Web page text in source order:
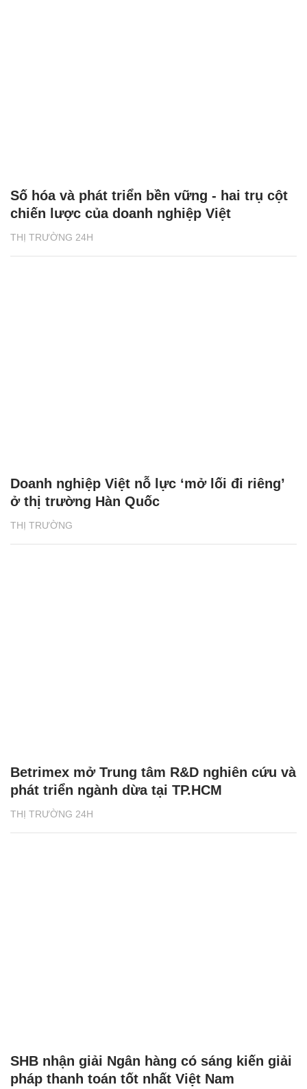
THỊ TRƯỜNG 24H
Số hóa và phát triển bền vững - hai trụ cột
chiến lược của doanh nghiệp Việt
THỊ TRƯỜNG
Doanh nghiệp Việt nỗ lực ‘mở lối đi riêng’
ở thị trường Hàn Quốc
THỊ TRƯỜNG 24H
Betrimex mở Trung tâm R&D nghiên cứu và
phát triển ngành dừa tại TP.HCM
SHB nhận giải Ngân hàng có sáng kiến giải
pháp thanh toán tốt nhất Việt Nam